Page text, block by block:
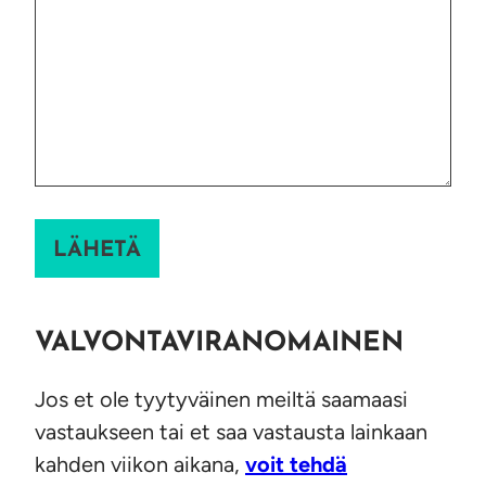
VALVONTAVIRANOMAINEN
Jos et ole tyytyväinen meiltä saamaasi
vastaukseen tai et saa vastausta lainkaan
kahden viikon aikana, voit tehdä